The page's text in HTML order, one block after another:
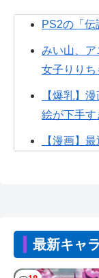
PS2の「
みい山、ア
女子りりち
【爆乳】
絵が下手
【漫画】
【画像】
の想像の
最新キャ